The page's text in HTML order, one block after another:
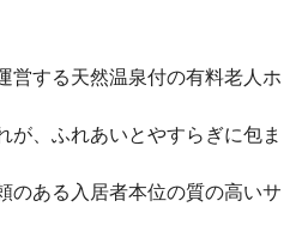
営する天然温泉付の有料老人ホ
が、ふれあいとやすらぎに包ま
のある入居者本位の質の高いサ